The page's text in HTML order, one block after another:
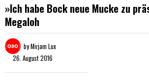
»Ich habe Bock neue Mucke zu
Megaloh
byMirjam Lux
26. August 2016